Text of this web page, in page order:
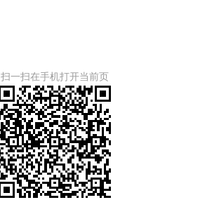
扫一扫在手机打开当前页